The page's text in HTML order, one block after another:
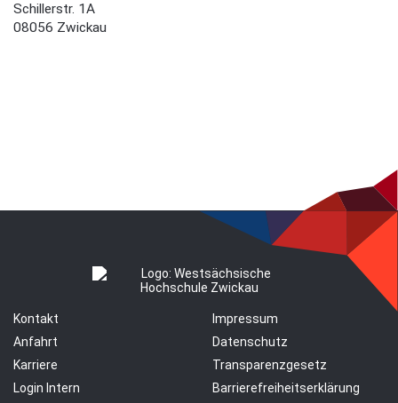
Schillerstr. 1A
08056 Zwickau
Kontakt
Anfahrt
Karriere
Login Intern
Impressum
Datenschutz
Transparenzgesetz
Barrierefreiheitserklärung